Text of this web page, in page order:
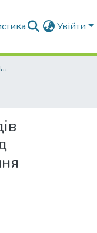
Увійти
Конференції та матеріали конференцій